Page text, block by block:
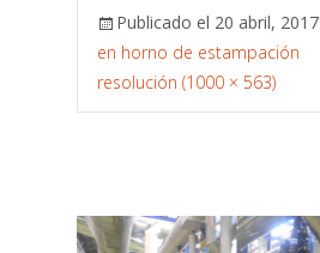
Publicado el 20 abril, 2017
en horno de estampación
resolución (1000 × 563)